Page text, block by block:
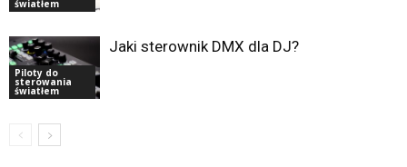
światłem
Piloty do
sterowania
światłem
Jaki sterownik DMX dla DJ?